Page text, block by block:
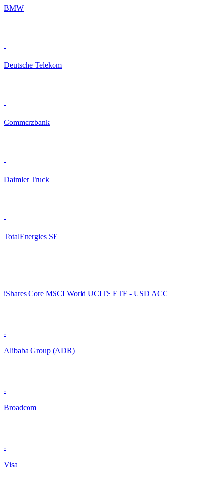
BMW
-
Deutsche Telekom
-
Commerzbank
-
Daimler Truck
-
TotalEnergies SE
-
iShares Core MSCI World UCITS ETF - USD ACC
-
Alibaba Group (ADR)
-
Broadcom
-
Visa